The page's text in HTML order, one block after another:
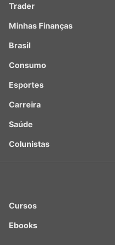
Trader
Minhas Finanças
Brasil
Consumo
Esportes
Carreira
Saúde
Colunistas
Cursos
Ebooks